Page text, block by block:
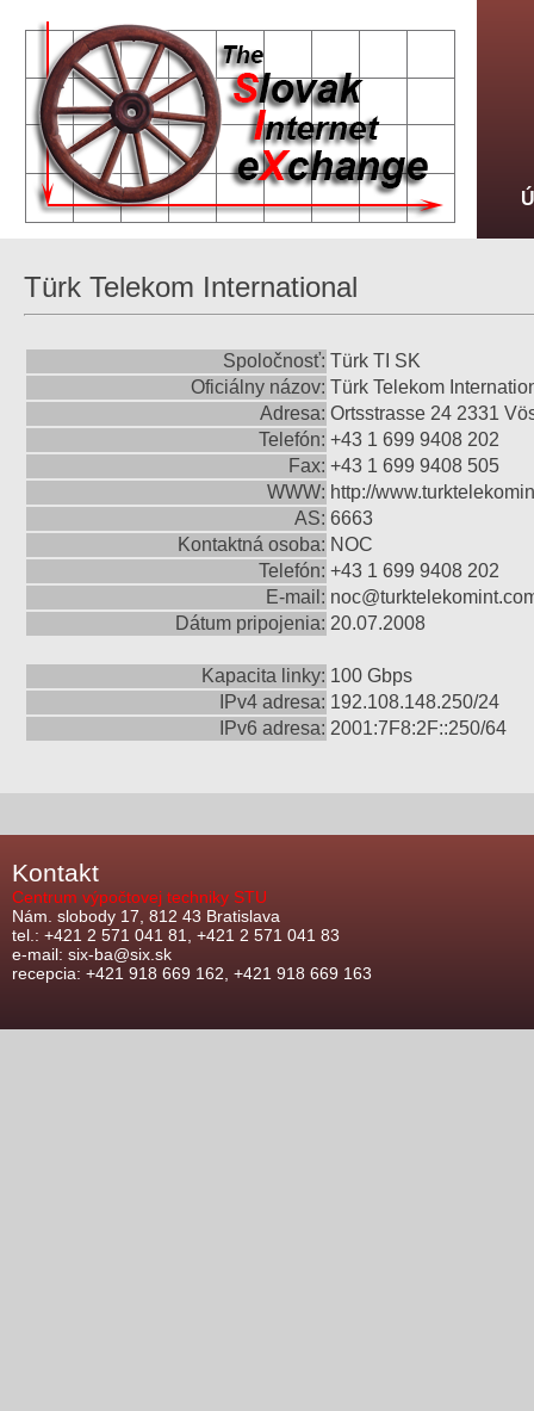
Türk Telekom International
Spoločnosť: Türk TI SK
Oficiálny názov: Türk Telekom
Adresa: Ortsstrasse 24 2331
Telefón: +43 1 699 9408 202
Fax: +43 1 699 9408 505
WWW: http://
AS: 6663
Kontaktná osoba: NOC
Telefón: +43 1 699 9408 202
E-mail:
Dátum pripojenia: 20.07.2008
Kapacita linky: 100 Gbps
IPv4 adresa: 192.108.148.250/24
IPv6 adresa: 2001:7F8:2F::250/64
Kontakt
Centrum výpočtovej techniky STU
Nám. slobody 17, 812 43 Bratislava
tel.: +421 2 571 041 81, +421 2 571 041 83
e-mail: six-ba@six.sk
recepcia: +421 918 669 162, +421 918 669 163